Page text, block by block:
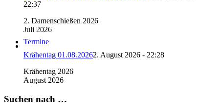
Termine
22:37
2. Damenschießen 2026
Juli 2026
Krähentag 01.08.20262. August 2026 - 22:28
Krähentag 2026
August 2026
Suchen nach …